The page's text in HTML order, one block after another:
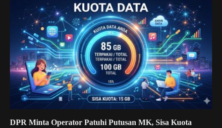
DPR Minta Operator Patuhi Putusan MK, Sisa Kuota